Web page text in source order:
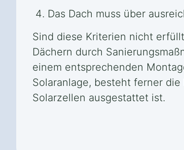
Das Dach muss über
Sind diese Kriterien nicht
Dächern durch
einem entsprechenden
Solaranlage, besteht ferner
Solarzellen ausgestattet ist.